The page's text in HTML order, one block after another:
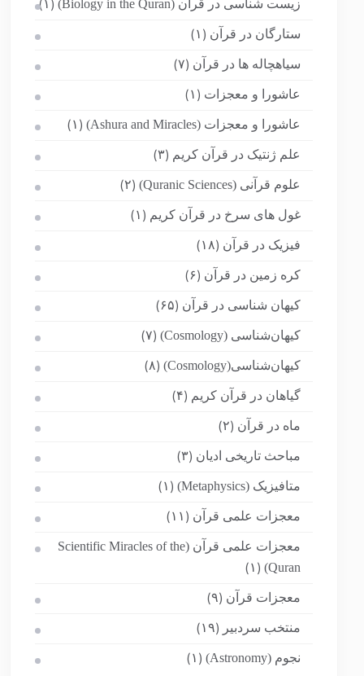
زیست شناسی در قرآن (Biology in the Quran) (۱)
ستارگان در قرآن (۱)
سیاهچاله ها در قرآن (۷)
عاشورا و معجزات (۱)
عاشورا و معجزات (Ashura and Miracles) (۱)
علم ژنتیک در قرآن کریم (۳)
علوم قرآنی (Quranic Sciences) (۲)
غول های سرخ در قرآن کریم (۱)
فیزیک در قرآن (۱۸)
کره زمین در قرآن (۶)
کیهان شناسی در قرآن (۶۵)
کیهان‌شناسی (Cosmology) (۷)
کیهان‌شناسی(Cosmology) (۸)
گیاهان در قرآن کریم (۴)
ماه در قرآن (۲)
مباحث تاریخی ادیان (۳)
متافیزیک (Metaphysics) (۱)
معجزات علمی قرآن (۱۱)
معجزات علمی قرآن (Scientific Miracles of the
Quran)
(۱)
معجزات قرآن (۹)
منتخب سردبیر (۱۹)
نجوم (Astronomy) (۱)